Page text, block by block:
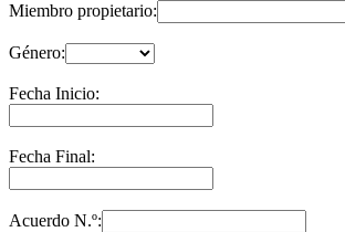
Miembro propietario:
Género:
Fecha Inicio:
Fecha Final:
Acuerdo N.º: